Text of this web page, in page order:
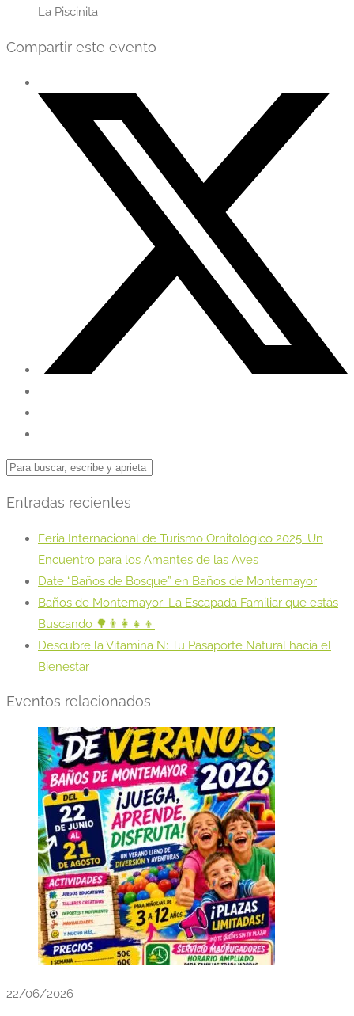
La Piscinita
Compartir este evento
Entradas recientes
Feria Internacional de Turismo Ornitológico 2025: Un
Encuentro para los Amantes de las Aves
Date “Baños de Bosque” en Baños de Montemayor
Baños de Montemayor: La Escapada Familiar que estás
Buscando 🌳👨‍👩‍👧‍👦
Descubre la Vitamina N: Tu Pasaporte Natural hacia el
Bienestar
Eventos relacionados
22/06/2026